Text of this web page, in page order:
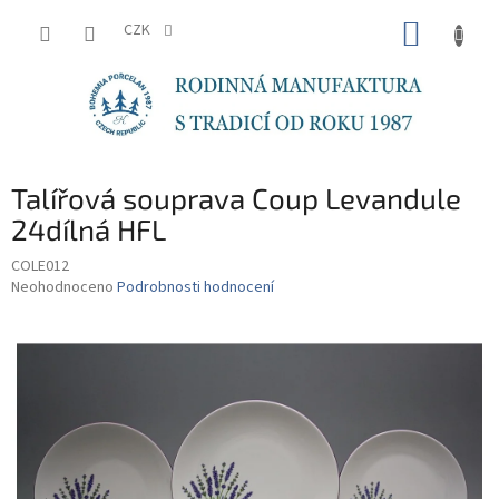
CZK
Talířová souprava Coup Levandule
24dílná HFL
COLE012
Průměrné
je
hvězdiček.
Neohodnoceno Podrobnosti hodnocení